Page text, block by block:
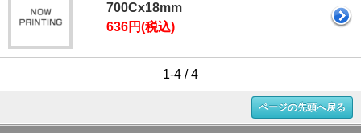
700Cx18mm
636円(税込)
1-4 / 4
ページの先頭へ戻る